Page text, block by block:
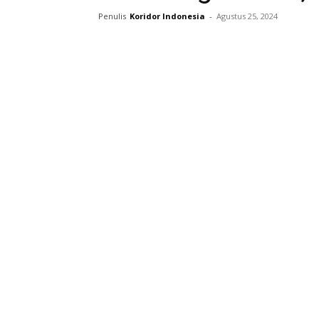
Penulis Koridor Indonesia - Agustus 25, 2024